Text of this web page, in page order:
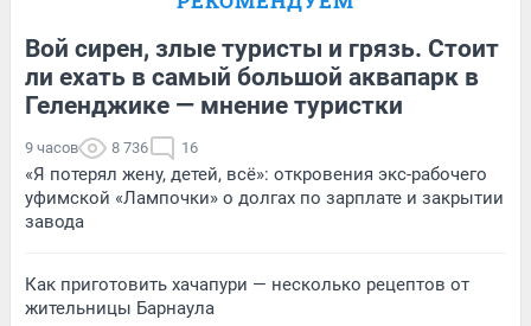
Вой сирен, злые туристы и грязь. Стоит
ли ехать в самый большой аквапарк в
Геленджике — мнение туристки
9 часов 8 736 16
«Я потерял жену, детей, всё»: откровения экс-рабочего
уфимской «Лампочки» о долгах по зарплате и закрытии
завода
Как приготовить хачапури — несколько рецептов от
жительницы Барнаула